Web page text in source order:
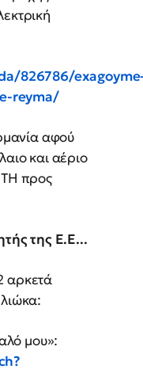
826786/
reyma/
αφού
και αέριο
προς
της Ε.Ε...
αρκετά
μου»: